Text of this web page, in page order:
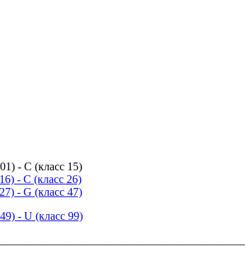
- С (класс 15)
- С (класс 26)
- G (класс 47)
- U (класс 99)